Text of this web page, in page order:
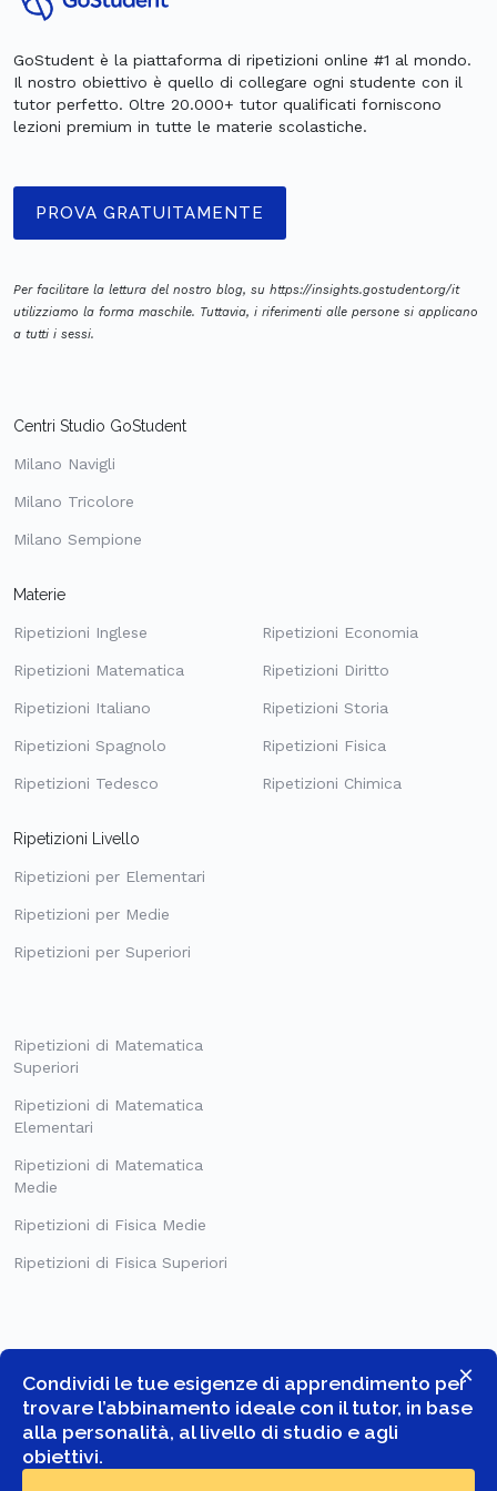
×
Condividi le tue esigenze di apprendimento per
trovare l’abbinamento ideale con il tutor, in base
alla personalità, al livello di studio e agli
obiettivi.
GoStudent è la piattaforma di ripetizioni online #1 al mondo.
Il nostro obiettivo è quello di collegare ogni studente con il
tutor perfetto. Oltre 20.000+ tutor qualificati forniscono
lezioni premium in tutte le materie scolastiche.
PROVA GRATUITAMENTE
Per facilitare la lettura del nostro blog, su https://insights.gostudent.org/it
utilizziamo la forma maschile. Tuttavia, i riferimenti alle persone si applicano
a tutti i sessi.
Centri Studio GoStudent
Milano Navigli
Milano Tricolore
Milano Sempione
Materie
Ripetizioni Inglese
Ripetizioni Matematica
Ripetizioni Italiano
Ripetizioni Spagnolo
Ripetizioni Tedesco
Ripetizioni Economia
Ripetizioni Diritto
Ripetizioni Storia
Ripetizioni Fisica
Ripetizioni Chimica
Ripetizioni Livello
Ripetizioni per Elementari
Ripetizioni per Medie
Ripetizioni per Superiori
Ripetizioni di Matematica
Superiori
Ripetizioni di Matematica
Elementari
Ripetizioni di Matematica
Medie
Ripetizioni di Fisica Medie
Ripetizioni di Fisica Superiori